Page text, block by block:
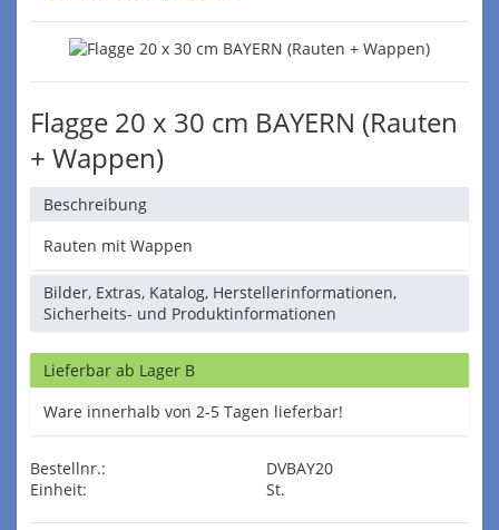
Flagge 20 x 30 cm BAYERN (Rauten
+ Wappen)
Beschreibung
Rauten mit Wappen
Bilder, Extras, Katalog, Herstellerinformationen,
Sicherheits- und Produktinformationen
Lieferbar ab Lager B
Ware innerhalb von 2-5 Tagen lieferbar!
Bestellnr.:
DVBAY20
Einheit:
St.